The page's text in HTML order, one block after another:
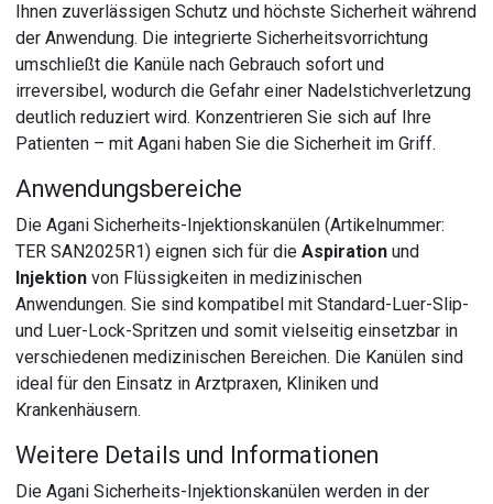
Ihnen zuverlässigen Schutz und höchste Sicherheit während
der Anwendung. Die integrierte Sicherheitsvorrichtung
umschließt die Kanüle nach Gebrauch sofort und
irreversibel, wodurch die Gefahr einer Nadelstichverletzung
deutlich reduziert wird. Konzentrieren Sie sich auf Ihre
Patienten – mit Agani haben Sie die Sicherheit im Griff.
Anwendungsbereiche
Die Agani Sicherheits-Injektionskanülen (Artikelnummer:
TER SAN2025R1) eignen sich für dieAspiration und
Injektion von Flüssigkeiten in medizinischen
Anwendungen. Sie sind kompatibel mit Standard-Luer-Slip-
und Luer-Lock-Spritzen und somit vielseitig einsetzbar in
verschiedenen medizinischen Bereichen. Die Kanülen sind
ideal für den Einsatz in Arztpraxen, Kliniken und
Krankenhäusern.
Weitere Details und Informationen
Die Agani Sicherheits-Injektionskanülen werden in der